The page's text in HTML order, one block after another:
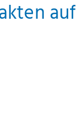
auf